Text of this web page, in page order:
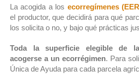
La acogida a los ecorregímenes
el productor, que decidirá para qué
los solicita o no, y bajo qué prácticas
Toda la superficie elegible de
acogerse a un ecorrégimen. Para
Única de Ayuda para cada parcela